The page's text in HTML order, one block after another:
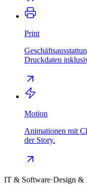
Print
Druckdaten
Motion
Animationen mit
der Story.
IT & Software·Design &